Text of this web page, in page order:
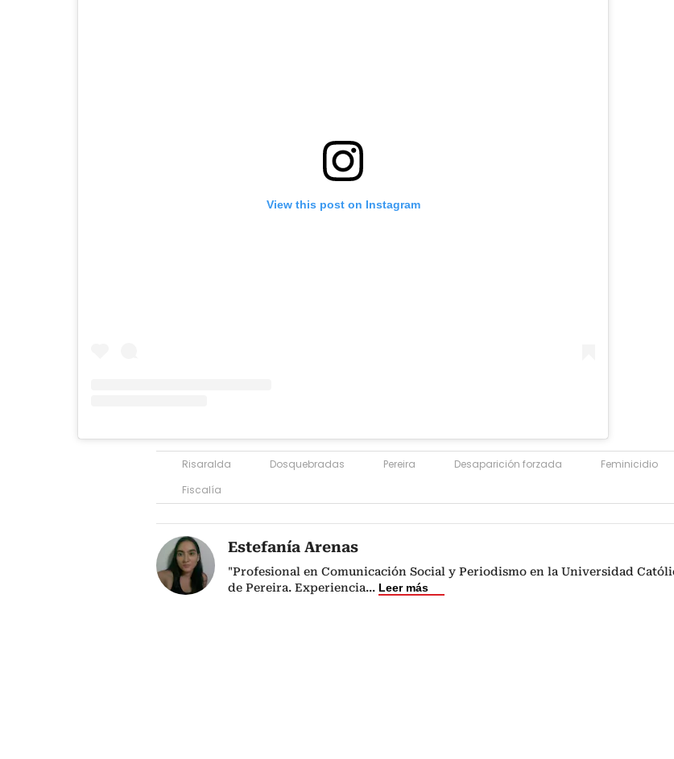
View this post on Instagram
Risaralda Dosquebradas Pereira Desaparición forzada
Feminicidio
Fiscalía
Estefanía Arenas
"Profesional en Comunicación Social y Periodismo en la Universidad
de Pereira. Experiencia... Leer más